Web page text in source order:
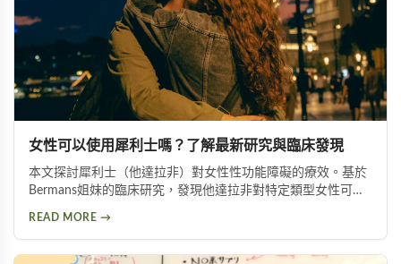
女性可以使用犀利士嗎？了解最新研究與臨床發現
本文探討犀利士（他達拉非）對女性性功能障礙的療效。基於
Bermans姐妹的臨床研究，發現他達拉非對特定類型女性可改
READ MORE →